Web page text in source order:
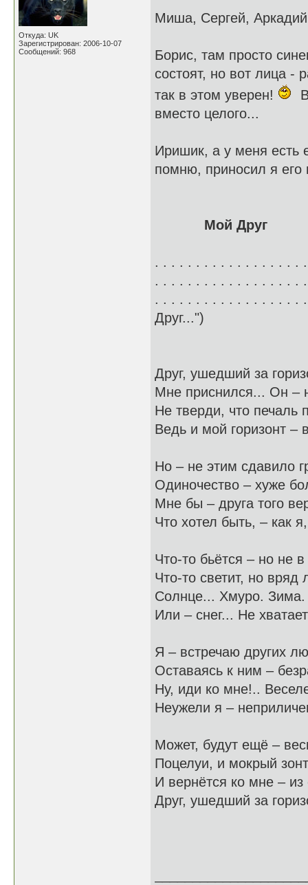
Откуда: UK
Зарегистрирован: 2006-10-07
Сообщений: 968
Миша, Сергей,
Борис, там просто
состоят, но вот лица -
так в этом уверен!
вместо целого...
Иришик, а у меня есть
помню, приносил я его
Мой Друг
. . . . . . . . . . . . . . . . . .
. . . . . . . . . . . . . . . . . .
. . . . . . . . . . . . . . . . . .
Друг...")
Друг, ушедший за
Мне приснился... Он –
Не тверди, что печаль
Ведь и мой горизонт –
Но – не этим сдавило
Одиночество – хуже
Мне бы – друга того
Что хотел быть, – как
Что-то бьётся – но не в
Что-то светит, но вряд
Солнце... Хмуро.
Или – снег... Не
Я – встречаю других
Оставаясь к ним –
Ну, иди ко мне!..
Неужели я –
Может, будут ещё –
Поцелуи, и мокрый
И вернётся ко мне – из
Друг, ушедший за